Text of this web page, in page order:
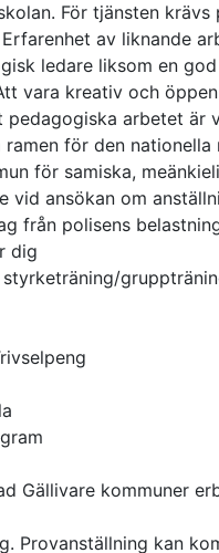
För tjänsten
av liknande
ledare liksom en
vara kreativ och
pedagogiska arbetet
för den
för samiska,
vid ansökan om
från polisens
dig
Gällivare kommuner
Provanställning kan